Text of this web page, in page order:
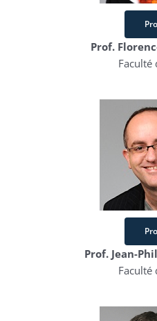
Prof.
Faculté
Prof. Jean-
Faculté